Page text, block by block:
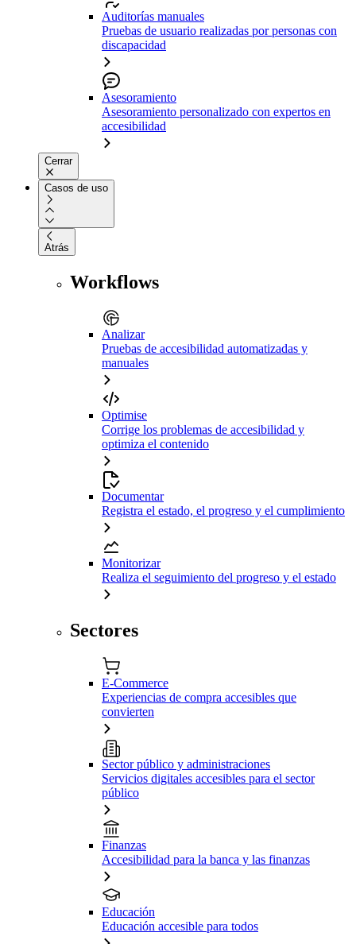
Auditorías manuales
Pruebas de usuario realizadas por personas con
discapacidad
Asesoramiento
Asesoramiento personalizado con expertos en
accesibilidad
Cerrar
Casos de uso
Atrás
Workflows
Analizar
Pruebas de accesibilidad automatizadas y
manuales
Optimise
Corrige los problemas de accesibilidad y
optimiza el contenido
Documentar
Registra el estado, el progreso y el cumplimiento
Monitorizar
Realiza el seguimiento del progreso y el estado
Sectores
E-Commerce
Experiencias de compra accesibles que
convierten
Sector público y administraciones
Servicios digitales accesibles para el sector
público
Finanzas
Accesibilidad para la banca y las finanzas
Educación
Educación accesible para todos